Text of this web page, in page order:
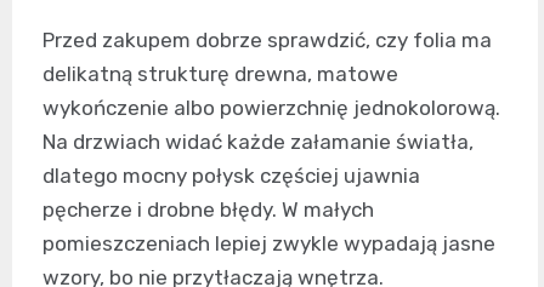
Przed zakupem dobrze sprawdzić, czy folia ma
delikatną strukturę drewna, matowe
wykończenie albo powierzchnię jednokolorową.
Na drzwiach widać każde załamanie światła,
dlatego mocny połysk częściej ujawnia
pęcherze i drobne błędy. W małych
pomieszczeniach lepiej zwykle wypadają jasne
wzory, bo nie przytłaczają wnętrza.